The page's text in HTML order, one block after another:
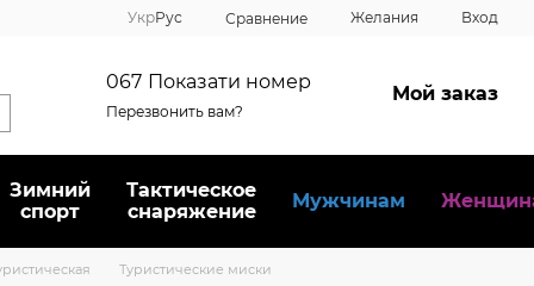
УкрРус Сравнение Желания Вход
067 Показати номер
Перезвонить вам?
Мой заказ
Зимний
спорт
Тактическое
снаряжение
Мужчинам
Туристические миски